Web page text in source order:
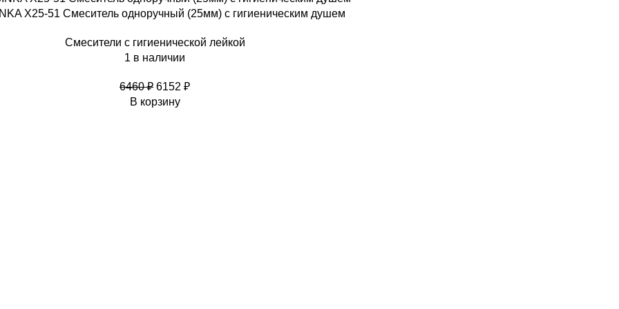
X25-51 Смеситель одноручный (25мм) с гигиеническим душем
Смесители с гигиенической лейкой
1 в наличии
6460₽ 6152 ₽
В корзину